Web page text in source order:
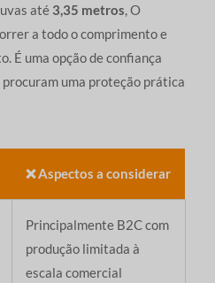
até 3,35 metros , O
a todo o comprimento e
É uma opção de confiança
uma proteção prática
❌ Aspectos a considerar
Principalmente B2C com
produção limitada à
escala comercial